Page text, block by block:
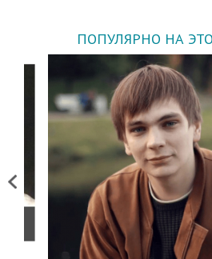
ПОПУЛЯРНО НА
Previous